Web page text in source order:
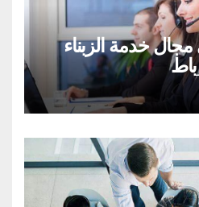
خدمة الزبناء